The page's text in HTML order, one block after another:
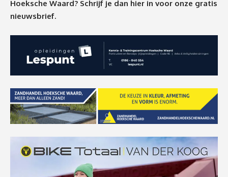
Hoeksche Waard? Schrijf je dan hier in voor onze gratis
nieuwsbrief.